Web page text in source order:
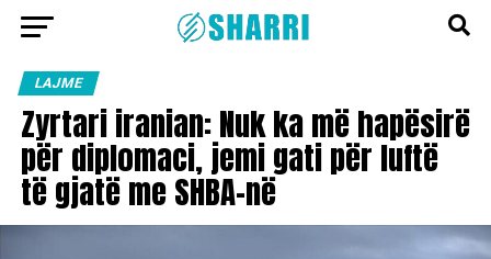
LAJME
Zyrtari iranian: Nuk ka më hapësirë
për diplomaci, jemi gati për luftë
të gjatë me SHBA-në